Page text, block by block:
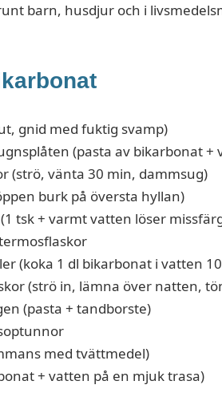
barn, husdjur och i
gnid med fuktig svamp)
(pasta av bikarbonat
(strö, vänta 30 min, dammsug)
burk på översta hyllan)
tsk + varmt vatten löser
(koka 1 dl bikarbonat i vatten
(strö in, lämna över natten,
(pasta + tandborste)
med tvättmedel)
+ vatten på en mjuk trasa)